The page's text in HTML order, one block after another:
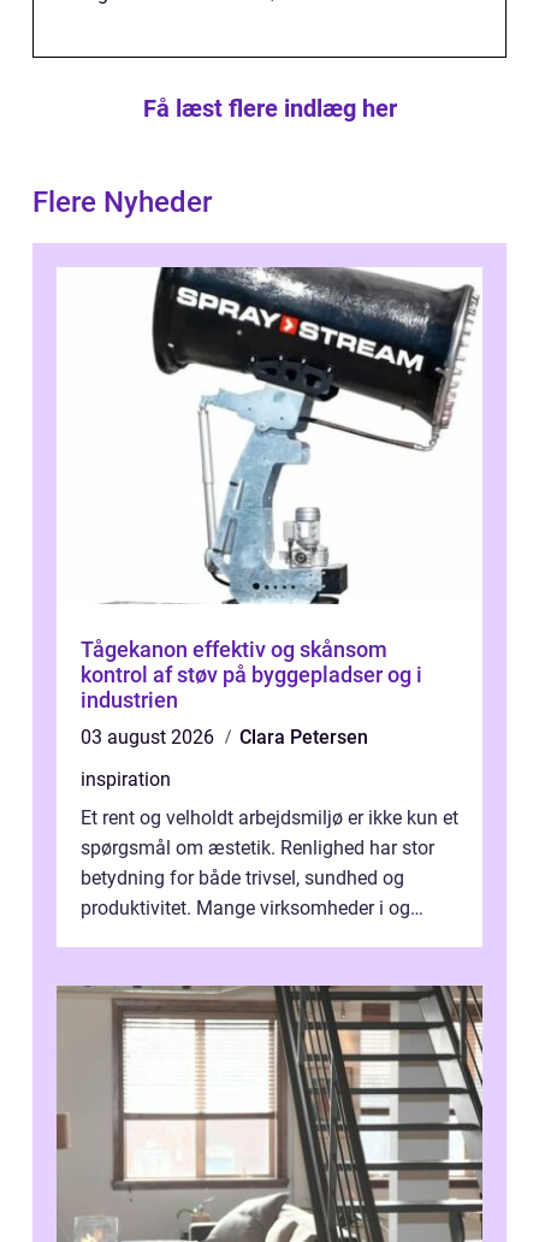
Få læst flere indlæg her
Flere Nyheder
Tågekanon effektiv og skånsom
kontrol af støv på byggepladser og i
industrien
03 august 2026
Clara Petersen
inspiration
Et rent og velholdt arbejdsmiljø er ikke kun et
spørgsmål om æstetik. Renlighed har stor
betydning for både trivsel, sundhed og
produktivitet. Mange virksomheder i og